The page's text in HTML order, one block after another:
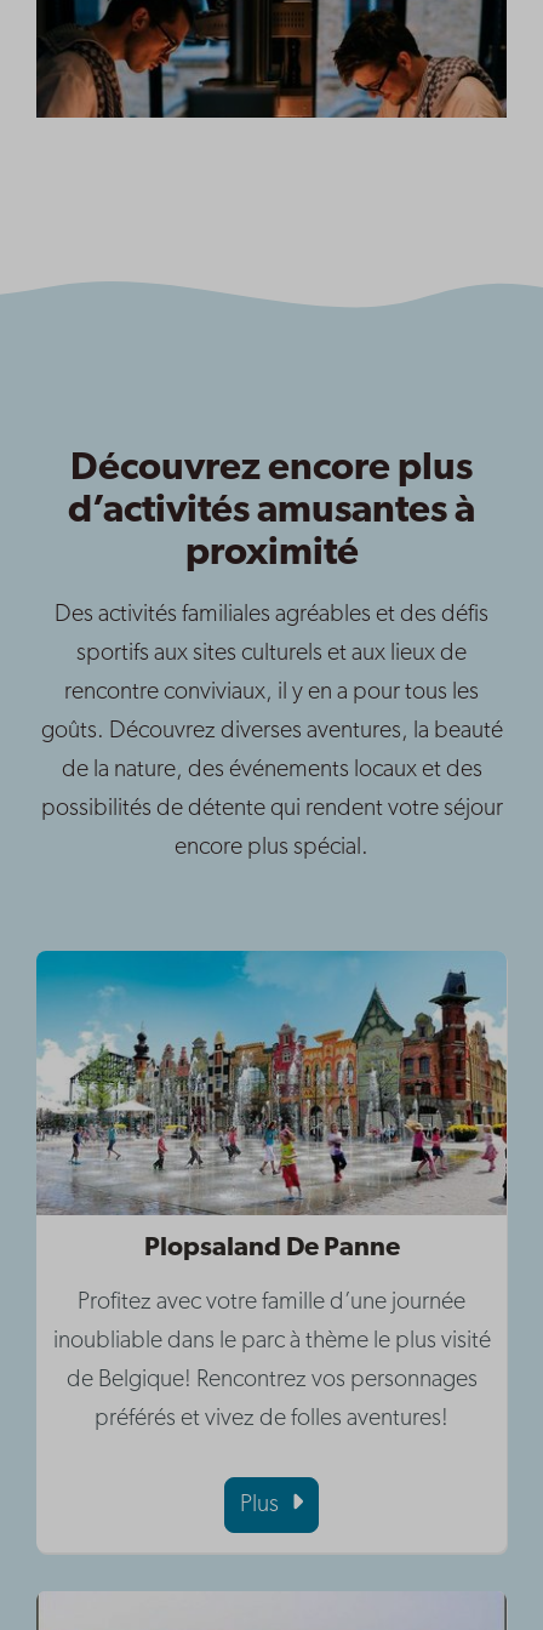
Découvrez encore plus
d’activités amusantes à
proximité
Des activités familiales agréables et des défis
sportifs aux sites culturels et aux lieux de
rencontre conviviaux, il y en a pour tous les
goûts. Découvrez diverses aventures, la beauté
de la nature, des événements locaux et des
possibilités de détente qui rendent votre séjour
encore plus spécial.
Plopsaland De Panne
Profitez avec votre famille d’une journée
inoubliable dans le parc à thème le plus visité
de Belgique! Rencontrez vos personnages
préférés et vivez de folles aventures!
Plus